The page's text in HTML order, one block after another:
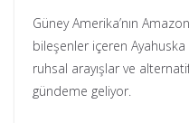
Güney Amerika’nın
bileşenler içeren Ayahuska
ruhsal arayışlar ve
gündeme geliyor.